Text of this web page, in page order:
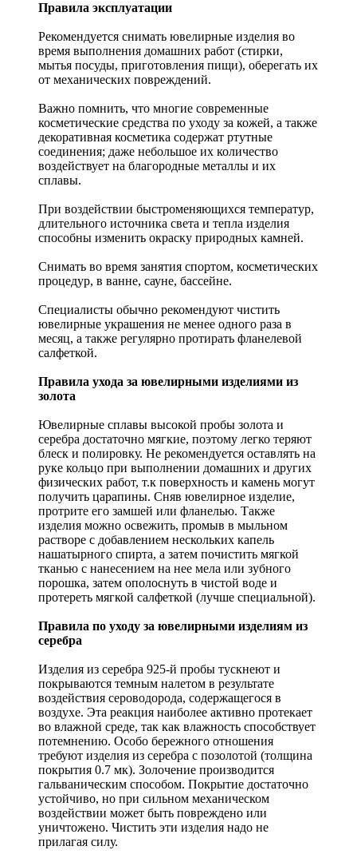
Правила эксплуатации
Рекомендуется снимать ювелирные изделия во
время выполнения домашних работ (стирки,
мытья посуды, приготовления пищи), оберегать их
от механических повреждений.
Важно помнить, что многие современные
косметические средства по уходу за кожей, а также
декоративная косметика содержат ртутные
соединения; даже небольшое их количество
воздействует на благородные металлы и их
сплавы.
При воздействии быстроменяющихся температур,
длительного источника света и тепла изделия
способны изменить окраску природных камней.
Снимать во время занятия спортом, косметических
процедур, в ванне, сауне, бассейне.
Специалисты обычно рекомендуют чистить
ювелирные украшения не менее одного раза в
месяц, а также регулярно протирать фланелевой
салфеткой.
Правила ухода за ювелирными изделиями из
золота
Ювелирные сплавы высокой пробы золота и
серебра достаточно мягкие, поэтому легко теряют
блеск и полировку. Не рекомендуется оставлять на
руке кольцо при выполнении домашних и других
физических работ, т.к поверхность и камень могут
получить царапины. Сняв ювелирное изделие,
протрите его замшей или фланелью. Также
изделия можно освежить, промыв в мыльном
растворе с добавлением нескольких капель
нашатырного спирта, а затем почистить мягкой
тканью с нанесением на нее мела или зубного
порошка, затем ополоснуть в чистой воде и
протереть мягкой салфеткой (лучше специальной).
Правила по уходу за ювелирными изделиям из
серебра
Изделия из серебра 925-й пробы тускнеют и
покрываются темным налетом в результате
воздействия сероводорода, содержащегося в
воздухе. Эта реакция наиболее активно протекает
во влажной среде, так как влажность способствует
потемнению. Особо бережного отношения
требуют изделия из серебра с позолотой (толщина
покрытия 0.7 мк). Золочение производится
гальваническим способом. Покрытие достаточно
устойчиво, но при сильном механическом
воздействии может быть повреждено или
уничтожено. Чистить эти изделия надо не
прилагая силу.